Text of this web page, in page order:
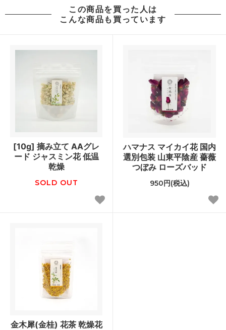
この商品を買った人は
こんな商品も買っています
[10g] 摘み立て AAグレ
ード ジャスミン花 低温
乾燥
SOLD OUT
ハマナス マイカイ花 国内
選別包装 山東平陰産 薔薇
つぼみ ローズバッド
950円(税込)
金木犀(金桂) 花茶 乾燥花